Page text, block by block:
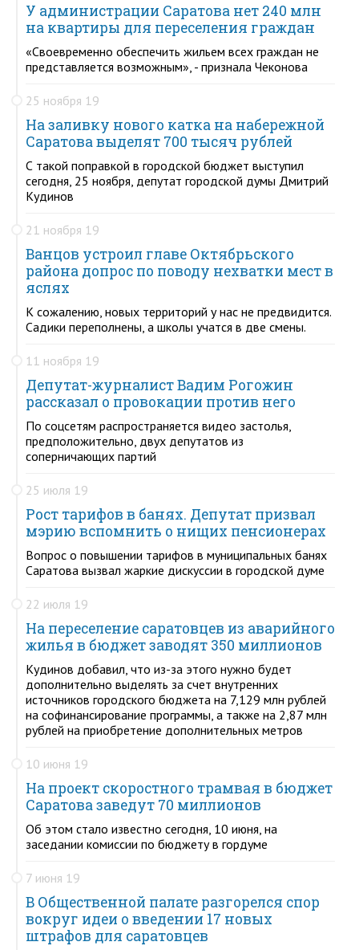
У администрации Саратова нет 240 млн
на квартиры для переселения граждан
«Своевременно обеспечить жильем всех граждан не
представляется возможным», - признала Чеконова
25 ноября 19
На заливку нового катка на набережной
Саратова выделят 700 тысяч рублей
С такой поправкой в городской бюджет выступил
сегодня, 25 ноября, депутат городской думы Дмитрий
Кудинов
21 ноября 19
Ванцов устроил главе Октябрьского
района допрос по поводу нехватки мест в
яслях
К сожалению, новых территорий у нас не предвидится.
Садики переполнены, а школы учатся в две смены.
11 ноября 19
Депутат-журналист Вадим Рогожин
рассказал о провокации против него
По соцсетям распространяется видео застолья,
предположительно, двух депутатов из
соперничающих партий
25 июля 19
Рост тарифов в банях. Депутат призвал
мэрию вспомнить о нищих пенсионерах
Вопрос о повышении тарифов в муниципальных банях
Саратова вызвал жаркие дискуссии в городской думе
22 июля 19
На переселение саратовцев из аварийного
жилья в бюджет заводят 350 миллионов
Кудинов добавил, что из-за этого нужно будет
дополнительно выделять за счет внутренних
источников городского бюджета на 7,129 млн рублей
на софинансирование программы, а также на 2,87 млн
рублей на приобретение дополнительных метров
10 июня 19
На проект скоростного трамвая в бюджет
Саратова заведут 70 миллионов
Об этом стало известно сегодня, 10 июня, на
заседании комиссии по бюджету в гордуме
7 июня 19
В Общественной палате разгорелся спор
вокруг идеи о введении 17 новых
штрафов для саратовцев